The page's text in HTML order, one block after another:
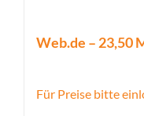
Web.de – 23,50
Für Preise bitte